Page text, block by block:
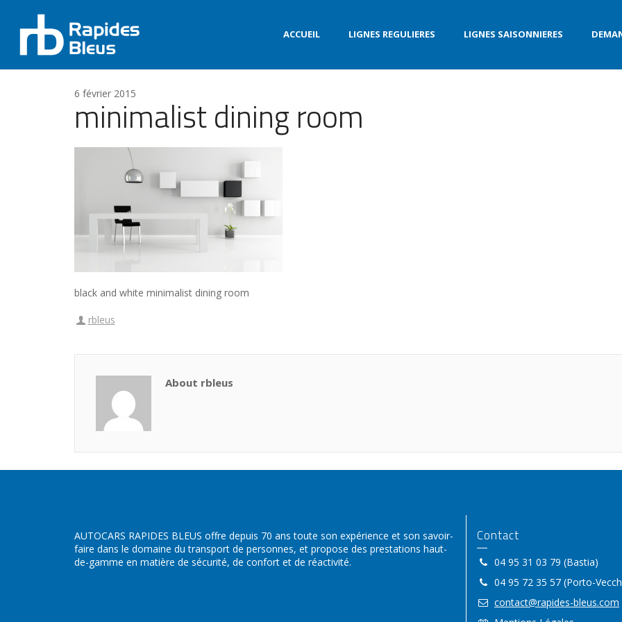
ACCUEIL LIGNES REGULIERES LIGNES SAISONNIERES
6 février 2015
minimalist dining room
black and white minimalist dining room
rbleus
About rbleus
AUTOCARS RAPIDES BLEUS offre depuis 70 ans toute son expérience et son savoir-
faire dans le domaine du transport de personnes, et propose des prestations haut-
de-gamme en matière de sécurité, de confort et de réactivité.
Contact
04 95 31 03 79 (Bastia)
04 95 72 35 57 (Porto-
contact@rapides-bleus.com